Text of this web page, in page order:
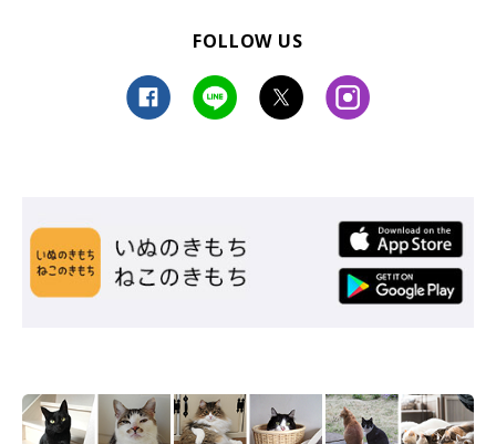
特設ページはこちら
FOLLOW US